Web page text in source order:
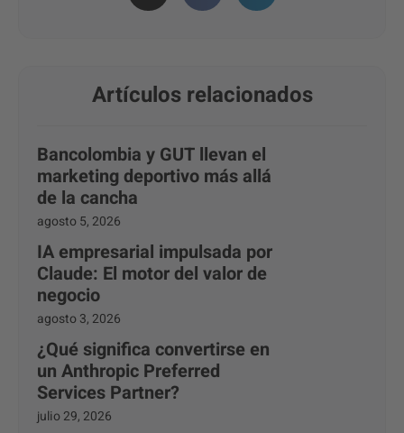
Artículos relacionados
Bancolombia y GUT llevan el
marketing deportivo más allá
de la cancha
agosto 5, 2026
IA empresarial impulsada por
Claude: El motor del valor de
negocio
agosto 3, 2026
¿Qué significa convertirse en
un Anthropic Preferred
Services Partner?
julio 29, 2026